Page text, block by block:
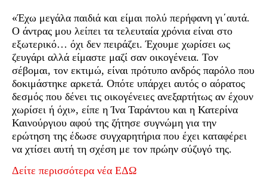
«Έχω μεγάλα παιδιά και είμαι πολύ περήφανη γι΄αυτά.
Ο άντρας μου λείπει τα τελευταία χρόνια είναι στο
εξωτερικό… όχι δεν πειράζει. Έχουμε χωρίσει ως
ζευγάρι αλλά είμαστε μαζί σαν οικογένεια. Τον
σέβομαι, τον εκτιμώ, είναι πρότυπο ανδρός παρόλο που
δοκιμάστηκε αρκετά. Οπότε υπάρχει αυτός ο αόρατος
δεσμός που δένει τις οικογένειες ανεξαρτήτως αν έχουν
χωρίσει ή όχι», είπε η Ίνα Ταράντου και η Κατερίνα
Καινούργιου αφού της ζήτησε συγνώμη για την
ερώτηση της έδωσε συγχαρητήρια που έχει καταφέρει
να χτίσει αυτή τη σχέση με τον πρώην σύζυγό της.
Δείτε περισσότερα νέα ΕΔΩ